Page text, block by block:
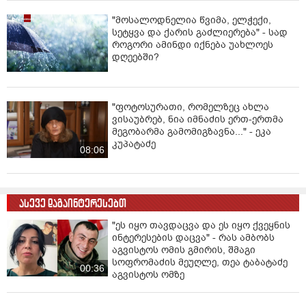
"მოსალოდნელია წვიმა, ელჭექი,
სეტყვა და ქარის გაძლიერება" - სად
როგორი ამინდი იქნება უახლოეს
დღეებში?
08:06
"ფოტოსურათი, რომელზეც ახლა
ვისაუბრებ, ნია იმნაძის ერთ-ერთმა
მეგობარმა გამომიგზავნა..." - ეკა
კუპატაძე
ასევე დაგაინტერესებთ
00:36
"ეს იყო თავდაცვა და ეს იყო ქვეყნის
ინტერესების დაცვა" - რას ამბობს
აგვისტოს ომის გმირის, შმაგი
სოფრომაძის მეუღლე, თეა ტაბატაძე
აგვისტოს ომზე